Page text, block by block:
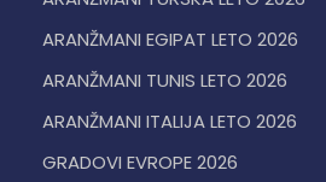
ARANŽMANI EGIPAT LETO 2026
ARANŽMANI TUNIS LETO 2026
ARANŽMANI ITALIJA LETO 2026
GRADOVI EVROPE 2026